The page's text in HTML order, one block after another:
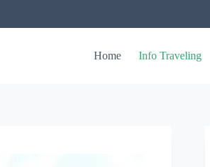
Home Info Traveling